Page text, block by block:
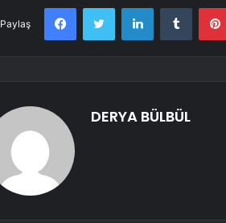
Paylaş
FacebookTwitter LinkedInTumblr
DERYA BÜLBÜL